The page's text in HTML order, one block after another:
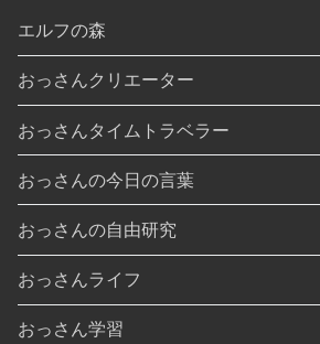
エルフの森
おっさんクリエーター
おっさんタイムトラベラー
おっさんの今日の言葉
おっさんの自由研究
おっさんライフ
おっさん学習